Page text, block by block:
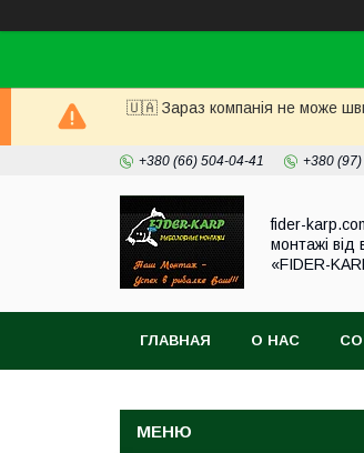
🇺🇦 Зараз компанія не може
+380 (66) 504-04-41 +380
fider-
монтажі від
«FIDER-
ГЛАВНАЯ О НАС